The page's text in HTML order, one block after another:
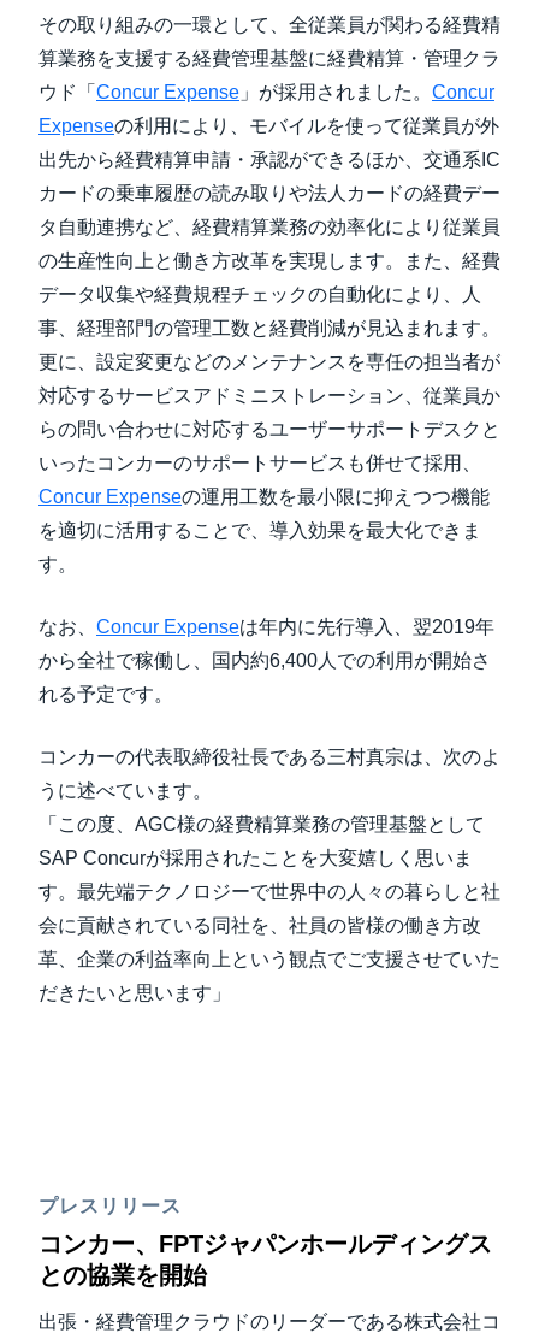
その取り組みの一環として、全従業員が関わる経費精
算業務を支援する経費管理基盤に経費精算・管理クラ
ウド「 Concur Expense 」が採用されました。 Concur
Expenseの利用により、モバイルを使って従業員が外
出先から経費精算申請・承認ができるほか、交通系IC
カードの乗車履歴の読み取りや法人カードの経費デー
タ自動連携など、経費精算業務の効率化により従業員
の生産性向上と働き方改革を実現します。また、経費
データ収集や経費規程チェックの自動化により、人
事、経理部門の管理工数と経費削減が見込まれます。
更に、設定変更などのメンテナンスを専任の担当者が
対応するサービスアドミニストレーション、従業員か
らの問い合わせに対応するユーザーサポートデスクと
いったコンカーのサポートサービスも併せて採用、
Concur Expenseの運用工数を最小限に抑えつつ機能
を適切に活用することで、導入効果を最大化できま
す。
なお、 Concur Expenseは年内に先行導入、翌2019年
から全社で稼働し、国内約6,400人での利用が開始さ
れる予定です。
コンカーの代表取締役社長である三村真宗は、次のよ
うに述べています。
「この度、AGC様の経費精算業務の管理基盤として
SAP Concurが採用されたことを大変嬉しく思いま
す。最先端テクノロジーで世界中の人々の暮らしと社
会に貢献されている同社を、社員の皆様の働き方改
革、企業の利益率向上という観点でご支援させていた
だきたいと思います」
プレスリリース
コンカー、FPTジャパンホールディングス
との協業を開始
出張・経費管理クラウドのリーダーである株式会社コ